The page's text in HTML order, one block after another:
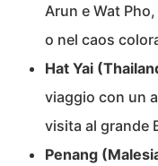
Arun e Wat
o nel caos
Hat Yai
viaggio con un
visita al grande
Penang